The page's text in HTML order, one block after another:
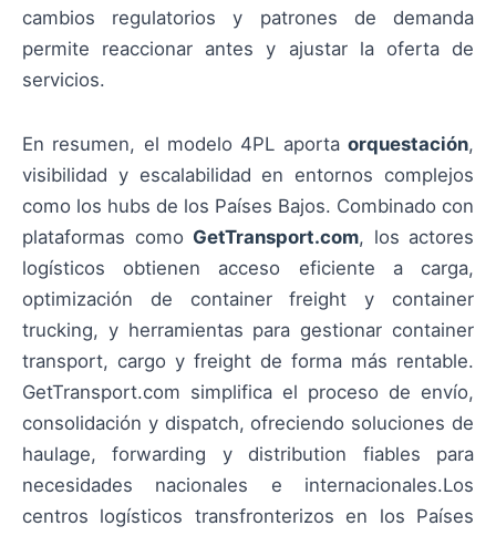
cambios regulatorios y patrones de demanda
permite reaccionar antes y ajustar la oferta de
servicios.
En resumen, el modelo 4PL aporta orquestación,
visibilidad y escalabilidad en entornos complejos
como los hubs de los Países Bajos. Combinado con
plataformas como GetTransport.com, los actores
logísticos obtienen acceso eficiente a carga,
optimización de container freight y container
trucking, y herramientas para gestionar container
transport, cargo y freight de forma más rentable.
GetTransport.com simplifica el proceso de envío,
consolidación y dispatch, ofreciendo soluciones de
haulage, forwarding y distribution fiables para
necesidades nacionales e internacionales.Los
centros logísticos transfronterizos en los Países